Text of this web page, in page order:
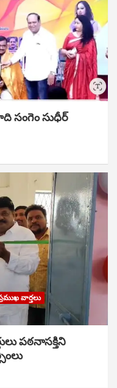
సంగెం సుధీర్
వార్తలు
పఠ‌నాసక్తిని